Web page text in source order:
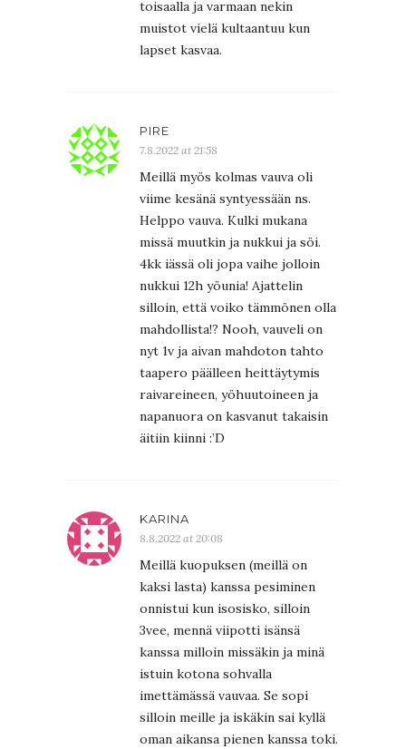
toisaalla ja varmaan nekin
muistot vielä kultaantuu kun
lapset kasvaa.
PIRE
7.8.2022 at 21:58
Meillä myös kolmas vauva oli
viime kesänä syntyessään ns.
Helppo vauva. Kulki mukana
missä muutkin ja nukkui ja söi.
4kk iässä oli jopa vaihe jolloin
nukkui 12h yöunia! Ajattelin
silloin, että voiko tämmönen olla
mahdollista!? Nooh, vauveli on
nyt 1v ja aivan mahdoton tahto
taapero päälleen heittäytymis
raivareineen, yöhuutoineen ja
napanuora on kasvanut takaisin
äitiin kiinni :’D
KARINA
8.8.2022 at 20:08
Meillä kuopuksen (meillä on
kaksi lasta) kanssa pesiminen
onnistui kun isosisko, silloin
3vee, mennä viipotti isänsä
kanssa milloin missäkin ja minä
istuin kotona sohvalla
imettämässä vauvaa. Se sopi
silloin meille ja iskäkin sai kyllä
oman aikansa pienen kanssa toki.